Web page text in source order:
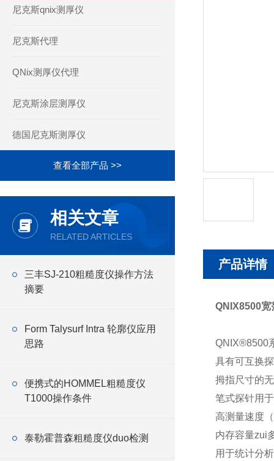
尼克斯qnix测厚仪
尼克斯代理
QNix测厚仪代理
尼克斯涂层测厚仪
德国尼克斯测厚仪
查看全部产品 >>
相关文章
RELATED ARTICLES
三丰SJ-210粗糙度仪操作方法
摘要
Form Talysurf Intra 轮廓仪应用
思路
便携式的HOMMEL粗糙度仪
T1000操作条件
泰勒霍普森粗糙度仪duo检测
产品详情
QNIX8500宽
QNIX®8500
具有可互换
拇指尺寸的
笔式探针用
高测量速度
内存容量zui
用于统计分